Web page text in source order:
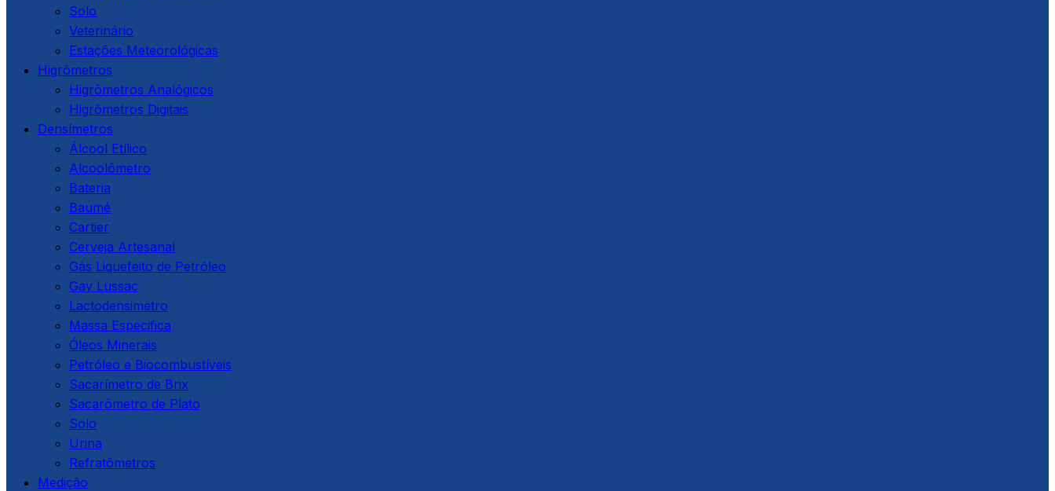
Solo
Veterinário
Estações Meteorológicas
Higrômetros
Higrômetros Analógicos
Higrômetros Digitais
Densímetros
Álcool Etílico
Alcoolômetro
Bateria
Baumé
Cartier
Cerveja Artesanal
Gás Liquefeito de Petróleo
Gay Lussac
Lactodensimetro
Massa Especifica
Óleos Minerais
Petróleo e Biocombustíveis
Sacarímetro de Brix
Sacarômetro de Plato
Solo
Urina
Refratômetros
Medição